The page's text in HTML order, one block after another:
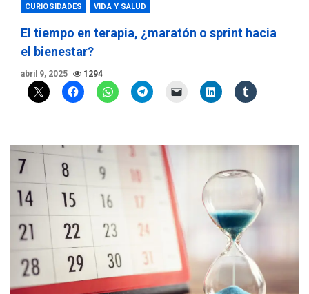
CURIOSIDADES VIDA Y SALUD
El tiempo en terapia, ¿maratón o sprint hacia
el bienestar?
abril 9, 2025 1294